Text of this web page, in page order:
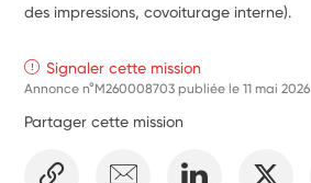
des impressions, covoiturage interne).
Signaler cette mission
Annonce n°M260008703 publiée le11 mai 2026
Partager cette mission